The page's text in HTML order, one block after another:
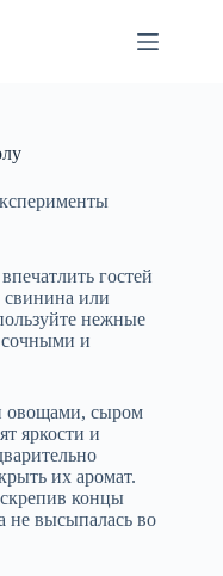
гостей
свинина или
нежные
сочными и
овощами, сыром
яркости и
их аромат.
концы
не высыпалась во